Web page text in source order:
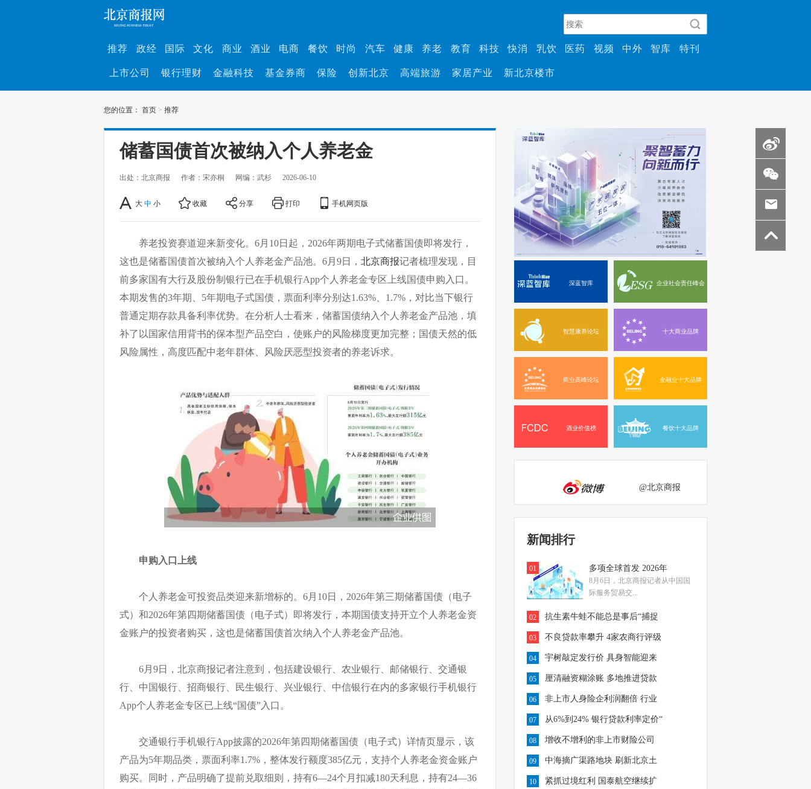
推荐 政经 国际 文化 商业 酒业 电商 餐饮 时尚 汽车 健康 养老 教育 科技 快消 乳饮 医药 视频 中外 智库 特刊
上市公司 银行理财 金融科技 基金券商 保险 创新北京 高端旅游 家居产业 新北京楼市
您的位置： 首页 > 推荐
储蓄国债首次被纳入个人养老金
出处：北京商报 作者：宋亦桐 网编：武杉 2026-06-10
大 中 小 收藏 分享 打印 手机网页版
养老投资赛道迎来新变化。6月10日起，2026年两期电子式储蓄国债即将发行，
这也是储蓄国债首次被纳入个人养老金产品池。6月9日， 北京商报记者梳理发现，目
前多家国有大行及股份制银行已在手机银行App个人养老金专区上线国债申购入口。
本期发售的3年期、5年期电子式国债，票面利率分别达1.63%、1.7%，对比当下银行
普通定期存款具备利率优势。在分析人士看来，储蓄国债纳入个人养老金产品池，填
补了以国家信用背书的保本型产品空白，使账户的风险梯度更加完整；国债天然的低
风险属性，高度匹配中老年群体、风险厌恶型投资者的养老诉求。
申购入口上线
个人养老金可投资品类迎来新增标的。6月10日，2026年第三期储蓄国债（电子
式）和2026年第四期储蓄国债（电子式）即将发行，本期国债支持开立个人养老金资
金账户的投资者购买，这也是储蓄国债首次纳入个人养老金产品池。
6月9日，北京商报记者注意到，包括建设银行、农业银行、邮储银行、交通银
行、中国银行、招商银行、民生银行、兴业银行、中信银行在内的多家银行手机银行
App个人养老金专区已上线“国债”入口。
交通银行手机银行App披露的2026年第四期储蓄国债（电子式）详情页显示，该
产品为5年期品类，票面利率1.7%，整体发行额度385亿元，支持个人养老金资金账户
购买。同时，产品明确了提前兑取细则，持有6—24个月扣减180天利息，持有24—36
深蓝智库 企业社会责任峰会
智慧康养论坛 十大商业品牌
商业高峰论坛 金融业十大品牌
酒业价值榜 餐饮十大品牌
@北京商报
新闻排行
01 多项全球首发 2026年
8月6日，北京商报记者从中国国
际服务贸易交...
02 抗生素牛蛙不能总是事后“捕捉
03 不良贷款率攀升 4家农商行评级
04 宇树敲定发行价 具身智能迎来
05 厘清融资糊涂账 多地推进贷款
06 非上市人身险企利润翻倍 行业
07 从6%到24% 银行贷款利率定价“
08 增收不增利的非上市财险公司
09 中海摘广渠路地块 刷新北京土
10 紧抓过境红利 国泰航空继续扩